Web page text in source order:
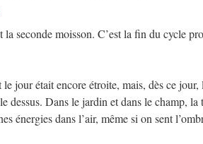
la seconde moisson. C’est la fin du cycle
jour était encore étroite, mais, dès ce
dessus. Dans le jardin et dans le champ, la
énergies dans l’air, même si on sent